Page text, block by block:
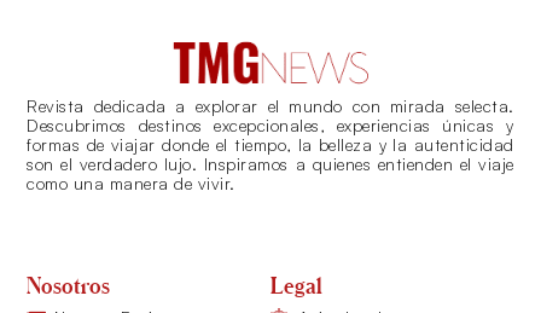
Revista dedicada a explorar el mundo con mirada selecta.
Descubrimos destinos excepcionales, experiencias únicas y
formas de viajar donde el tiempo, la belleza y la autenticidad
son el verdadero lujo. Inspiramos a quienes entienden el viaje
como una manera de vivir.
Nosotros Legal